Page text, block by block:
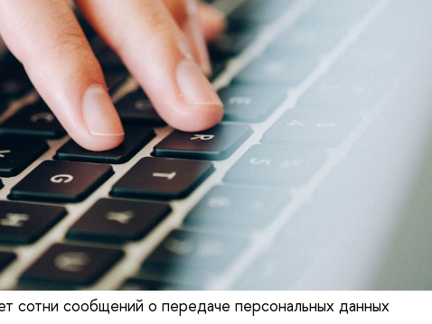
сотни сообщений о передаче персональных данных